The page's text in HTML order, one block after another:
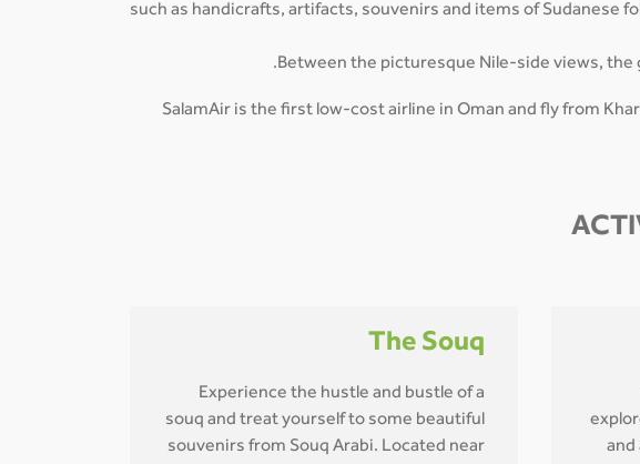
such as handicrafts, artifacts, souvenirs and items of Sudanese
Between the picturesque Nile-side views, the
SalamAir is the first low-cost airline in Oman and fly from
and
The Souq
Experience the hustle and bustle of a
souq and treat yourself to some beautiful
souvenirs from Souq Arabi. Located near